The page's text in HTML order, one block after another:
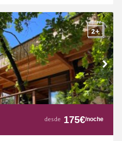
desde 175€/noche